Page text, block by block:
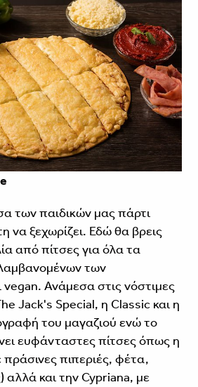
των παιδικών μας πάρτι
να ξεχωρίζει. Εδώ θα βρεις
από πίτσες για όλα τα
των
Ανάμεσα στις νόστιμες
Jack's Special, η Classic και η
του μαγαζιού ενώ το
ευφάνταστες πίτσες όπως η
πιπεριές, φέτα,
αλλά και την Cypriana, με